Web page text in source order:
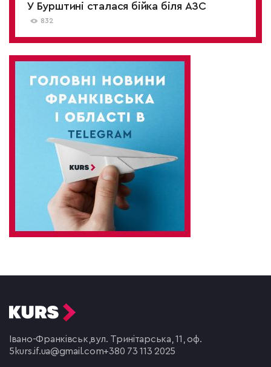
У Бурштині сталася бійка біля АЗС
832
Івано-Франківськ, вул. Тринітарська, 11, оф.
5 kurs.if.ua@gmail.com+380 73 113 2025